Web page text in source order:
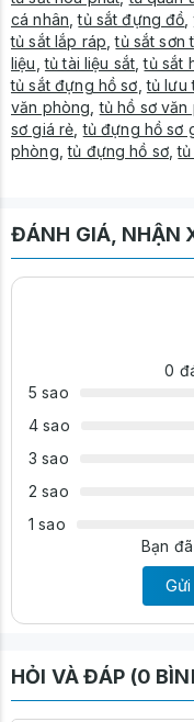
cá nhân ,tủ sắt đựng đồ ,
tủ sắt lắp ráp ,tủ sắt sơn
liệu ,tủ tài liệu sắt ,tủ sắt
tủ sắt đựng hồ sơ ,tủ lưu
văn phòng ,tủ hồ sơ văn
sơ giá rẻ ,tủ đựng hồ sơ
phòng ,tủ đựng hồ sơ ,
ĐÁNH GIÁ, NHẬN
0
5 sao
4 sao
3 sao
2 sao
1 sao
Bạn
HỎI VÀ ĐÁP (0